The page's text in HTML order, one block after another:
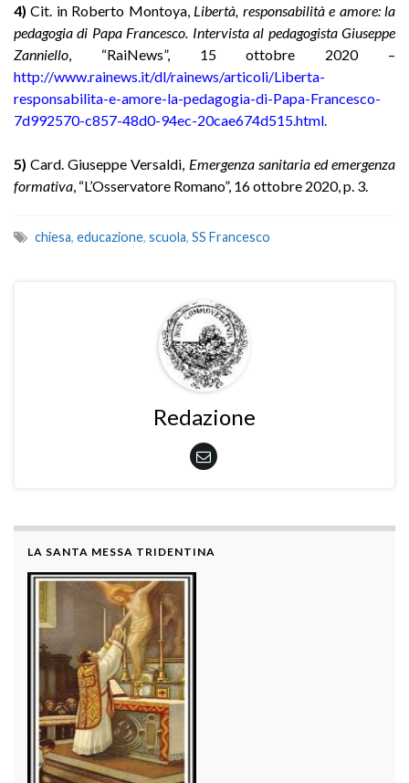
4) Cit. in Roberto Montoya, Libertà, responsabilità e amore: la
pedagogia di Papa Francesco. Intervista al pedagogista Giuseppe
Zanniello , “RaiNews”, 15 ottobre 2020 –
http://www.rainews.it/dl/rainews/articoli/Liberta-
responsabilita-e-amore-la-pedagogia-di-Papa-Francesco-
7d992570-c857-48d0-94ec-20cae674d515.html
5)Card. Giuseppe Versaldi, Emergenza sanitaria ed emergenza
formativa , “L’Osservatore Romano”, 16 ottobre 2020, p. 3.
chiesa, educazione, scuola, SS Francesco
Redazione
LA SANTA MESSA TRIDENTINA